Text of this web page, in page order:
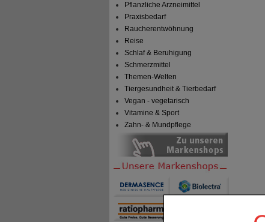
Pflanzliche Arzneimittel
Praxisbedarf
Raucherentwöhnung
Reise
Schlaf & Beruhigung
Schmerzmittel
Themen-Welten
Tiergesundheit & Tierbedarf
Vegan - vegetarisch
Vitamine & Sport
Zahn- & Mundpflege